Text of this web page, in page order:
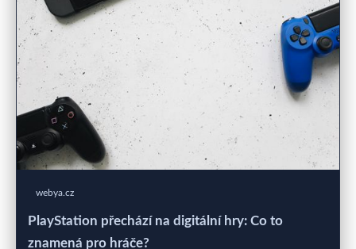
webya.cz
PlayStation přechází na digitální hry: Co to
znamená pro hráče?